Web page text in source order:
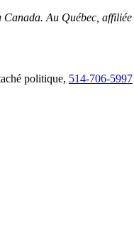
Au Québec,
politique, 514-706-5997